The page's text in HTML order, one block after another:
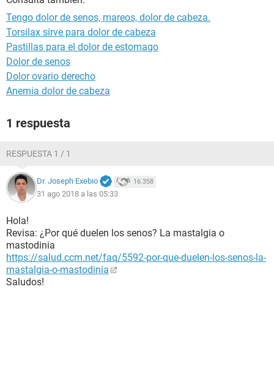
Tengo dolor de senos, mareos, dolor de cabeza.
Torsilax sirve para dolor de cabeza
Pastillas para el dolor de estomago
Dolor de senos
Dolor ovario derecho
Anemia dolor de cabeza
1 respuesta
RESPUESTA 1 / 1
Dr. Joseph Exebio 16.358
31 ago 2018 a las 05:33
Hola!
Revisa: ¿Por qué duelen los senos? La mastalgia o
mastodinia
https://salud.ccm.net/faq/5592-por-que-duelen-los-senos-la-
mastalgia-o-mastodinia
Saludos!